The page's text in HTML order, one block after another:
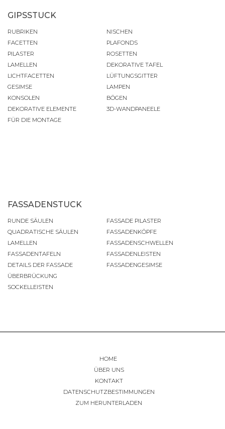
GIPSSTUCK
RUBRIKEN
FACETTEN
PILASTER
LAMELLEN
LICHTFACETTEN
GESIMSE
KONSOLEN
DEKORATIVE ELEMENTE
FÜR DIE MONTAGE
NISCHEN
PLAFONDS
ROSETTEN
DEKORATIVE TAFEL
LÜFTUNGSGITTER
LAMPEN
BÖGEN
3D-WANDPANEELE
FASSADENSTUCK
RUNDE SÄULEN
QUADRATISCHE SÄULEN
LAMELLEN
FASSADENTAFELN
DETAILS DER FASSADE
ÜBERBRÜCKUNG
SOCKELLEISTEN
FASSADE PILASTER
FASSADENKÖPFE
FASSADENSCHWELLEN
FASSADENLEISTEN
FASSADENGESIMSE
HOME
ÜBER UNS
KONTAKT
DATENSCHUTZBESTIMMUNGEN
ZUM HERUNTERLADEN